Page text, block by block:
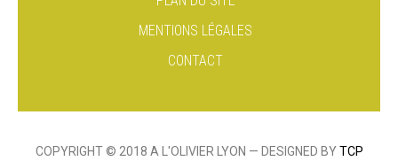
MENTIONS LÉGALES
CONTACT
COPYRIGHT © 2018 A L'OLIVIER LYON — DESIGNED BYTCP